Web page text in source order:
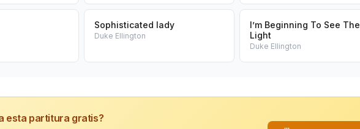
Sophisticated lady
Duke Ellington
I’m Beginning To See The
Light
Duke Ellington
esta partitura gratis?